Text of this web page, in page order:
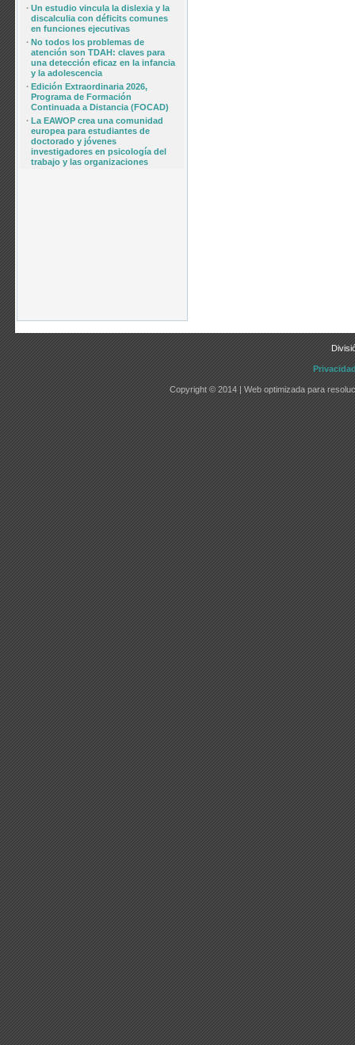
· Un estudio vincula la dislexia y la
discalculia con déficits comunes
en funciones ejecutivas
· No todos los problemas de
atención son TDAH: claves para
una detección eficaz en la infancia
y la adolescencia
· Edición Extraordinaria 2026,
Programa de Formación
Continuada a Distancia (FOCAD)
· La EAWOP crea una comunidad
europea para estudiantes de
doctorado y jóvenes
investigadores en psicología del
trabajo y las organizaciones
Copyright © 2014 | Web optimizada para